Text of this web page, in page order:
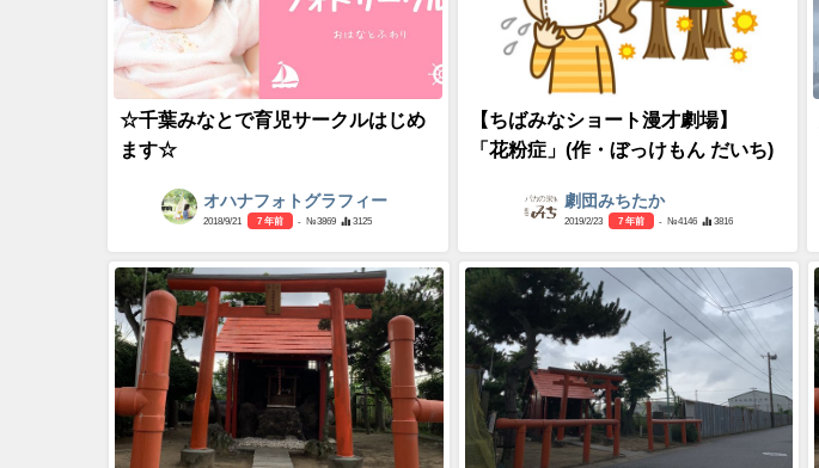
☆千葉みなとで育児サークルはじめ
ます☆
オハナフォトグラフィー
2018/9/21 7 年前 - №3869 3125
【ちばみなショート漫才劇場】
「花粉症」(作・ぼっけもん だいち)
劇団みちたか
2019/2/23 7 年前 - №4146 3816